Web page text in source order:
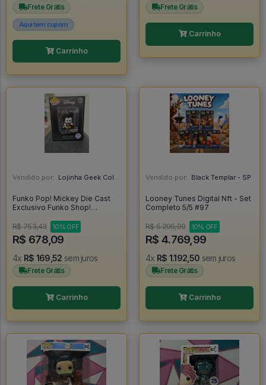
Frete Grátis
Aqui tem cupom
Carrinho
Frete Grátis
Carrinho
Vendido por: Lojinha Geek Colecionáveis - DF
Funko Pop! Mickey Die Cast
Exclusivo Funko Shop!
R$ 753,43
10% OFF
R$ 678,09
4x R$ 169,52 sem juros
Frete Grátis
Carrinho
Vendido por: Black Templar - SP
Looney Tunes Digital Nft - Set
Completo 5/5 #97
R$ 5.299,99 10% OFF
R$ 4.769,99
4x R$ 1.192,50 sem juros
Frete Grátis
Carrinho